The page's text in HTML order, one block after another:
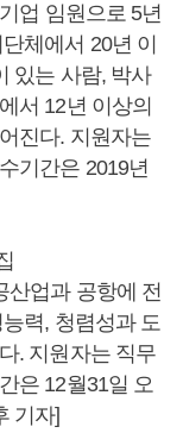
업 임원으로 5년
체에서 20년 이
있는 사람, 박사
서 12년 이상의
진다. 지원자는
기간은 2019년
산업과 공항에 전
력, 청렴성과 도
. 지원자는 직무
은 12월31일 오
기자]